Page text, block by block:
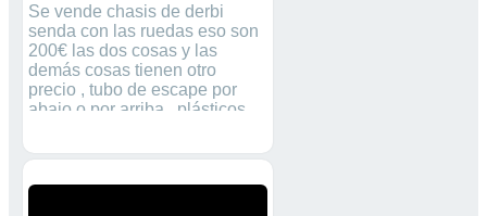
Se vende chasis de derbi
senda con las ruedas eso son
200€ las dos cosas y las
demás cosas tienen otro
precio , tubo de escape por
abajo o por arriba , plásticos ,
negociable . No hago envíos